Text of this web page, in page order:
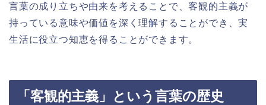
言葉の成り立ちや由来を考えることで、客観的主義が
持っている意味や価値を深く理解することができ、実
生活に役立つ知恵を得ることができます。
「客観的主義」という言葉の歴史